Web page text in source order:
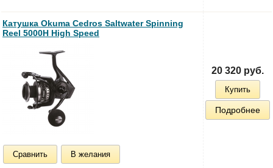
Катушка Okuma Cedros Saltwater Spinning
Reel 5000H High Speed
Сравнить В желания
20 320 руб.
Купить
Подробнее